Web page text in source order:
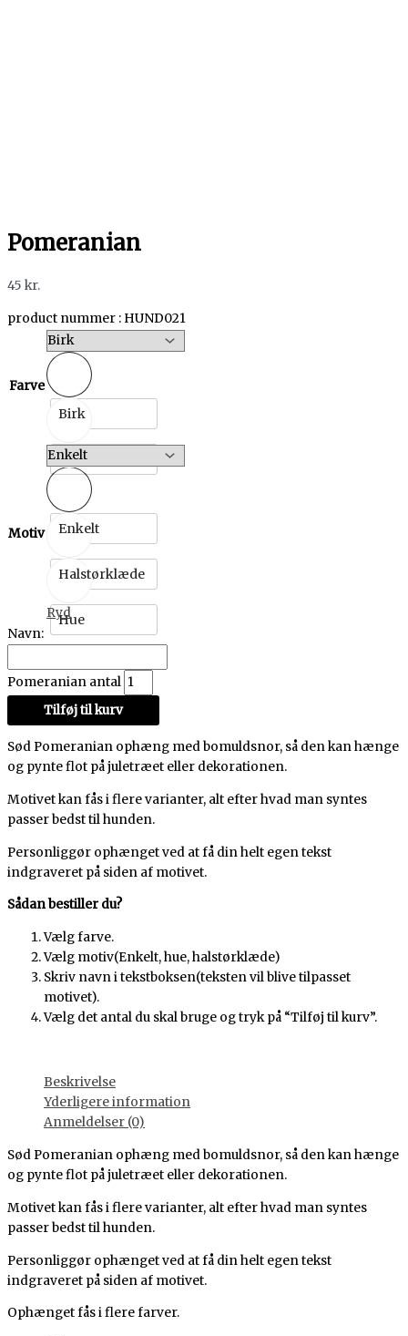
Pomeranian
45 kr.
product nummer : HUND021
Farve
Birk
Eg
Motiv Enkelt
Halstørklæde
Hue
Ryd
Navn:
Pomeranian antal
Tilføj til kurv
Sød Pomeranian ophæng med bomuldsnor, så den kan hænge
og pynte flot på juletræet eller dekorationen.
Motivet kan fås i flere varianter, alt efter hvad man syntes
passer bedst til hunden.
Personliggør ophænget ved at få din helt egen tekst
indgraveret på siden af motivet.
Sådan bestiller du?
Vælg farve.
Vælg motiv(Enkelt, hue, halstørklæde)
Skriv navn i tekstboksen(teksten vil blive tilpasset
motivet).
Vælg det antal du skal bruge og tryk på “Tilføj til kurv”.
Beskrivelse
Yderligere information
Anmeldelser (0)
Sød Pomeranian ophæng med bomuldsnor, så den kan hænge
og pynte flot på juletræet eller dekorationen.
Motivet kan fås i flere varianter, alt efter hvad man syntes
passer bedst til hunden.
Personliggør ophænget ved at få din helt egen tekst
indgraveret på siden af motivet.
Ophænget fås i flere farver.